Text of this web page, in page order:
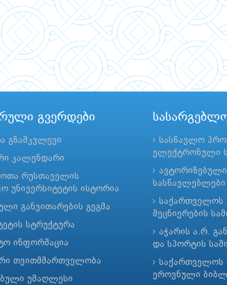
გვერდები
გზამკვლევი
კალენდარი
რუსთაველის
უნივერსიტეტის ისტორია
განვითარების გეგმა
სტრუქტურა
ინფორმაცია
თვითმმართველობა
უმაღლესი
სასწავლო
ელექტრონული
სასწავლებლები
საქართველოს
მეცნიერების
აჭარის ა.რ.
და სპორტის
საქართველოს
ეროვნული